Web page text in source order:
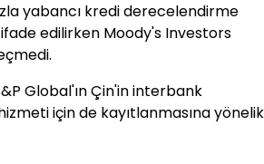
yabancı kredi derecelendirme
edilirken Moody's Investors
Global'ın Çin'in interbank
için de kayıtlanmasına yönelik